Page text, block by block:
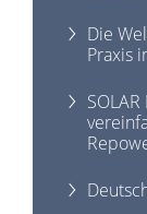
Die
Praxis